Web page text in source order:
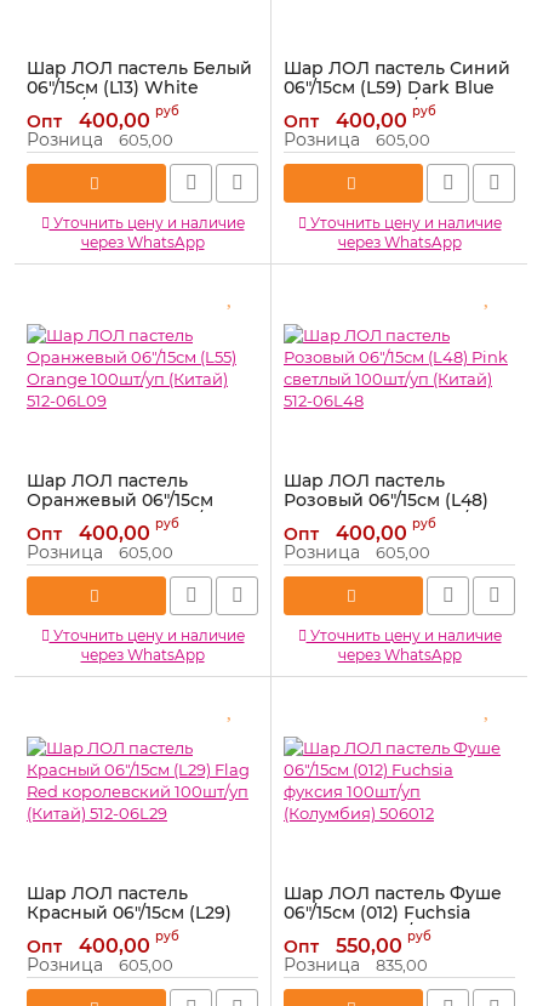
Шар ЛОЛ пастель Белый
06"/15см (L13) White
100шт/уп (Китай) 512-
06L13
Артикул: 512-06L13
Опт 400,00 руб
Розница 605,00
Уточнить цену и наличие
через WhatsApp
Шар ЛОЛ пастель Синий
06"/15см (L59) Dark Blue
темный 100шт/уп (Китай)
512-06L59
Артикул: 512-06L59
Опт 400,00 руб
Розница 605,00
Уточнить цену и наличие
через WhatsApp
Шар ЛОЛ пастель
Оранжевый 06"/15см
(L55) Orange 100шт/уп
(Китай) 512-06L09
Артикул: 512-06L09
Опт 400,00 руб
Розница 605,00
Уточнить цену и наличие
через WhatsApp
Шар ЛОЛ пастель
Розовый 06"/15см (L48)
Pink светлый 100шт/уп
(Китай) 512-06L48
Артикул: 512-06L48
Опт 400,00 руб
Розница 605,00
Уточнить цену и наличие
через WhatsApp
Шар ЛОЛ пастель
Красный 06"/15см (L29)
Flag Red королевский
100шт/уп (Китай) 512-
06L29
Артикул: 512-06L29
Опт 400,00 руб
Розница 605,00
Шар ЛОЛ пастель Фуше
06"/15см (012) Fuchsia
фуксия 100шт/уп
(Колумбия) 506012
Артикул: 506012
Опт 550,00 руб
Розница 835,00